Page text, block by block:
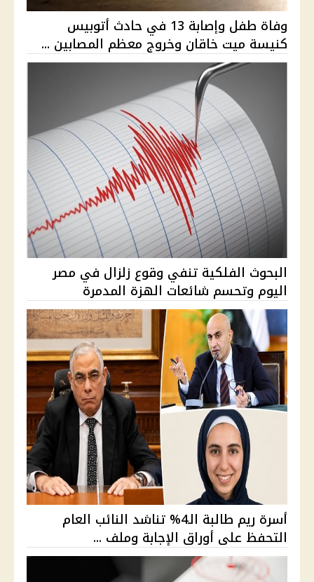
وفاة طفل وإصابة 13 في حادث أتوبيس
كنيسة ميت خاقان وخروج معظم المصابين ...
البحوث الفلكية تنفي وقوع زلزال في مصر
اليوم وتحسم شائعات الهزة المدمرة
أسرة ريم طالبة الـ4% تناشد النائب العام
التحفظ على أوراق الإجابة وملف ...